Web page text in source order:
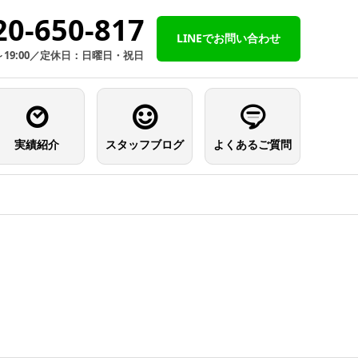
650-817
／定休日：日曜日・祝日
LINEでお問い合わせ
実績紹介 スタッフブログ よくあるご質問